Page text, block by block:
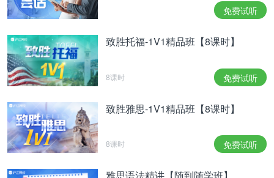
免费试听
致胜托福-1V1精品班【8课时】
8课时 免费试听
致胜雅思-1V1精品班【8课时】
8课时 免费试听